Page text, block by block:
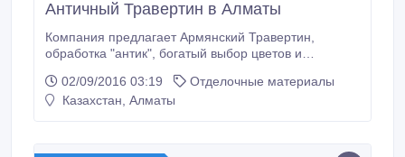
Античный Травертин в Алматы
Компания предлагает Армянский Травертин,
обработка "антик", богатый выбор цветов и
другие, стоимость от 45 до 85$ за м2 с доставкой по
городу Алматы, возможна доставка по регионам
02/09/2016 03:19
Отделочные материалы
Казахстан, Алматы